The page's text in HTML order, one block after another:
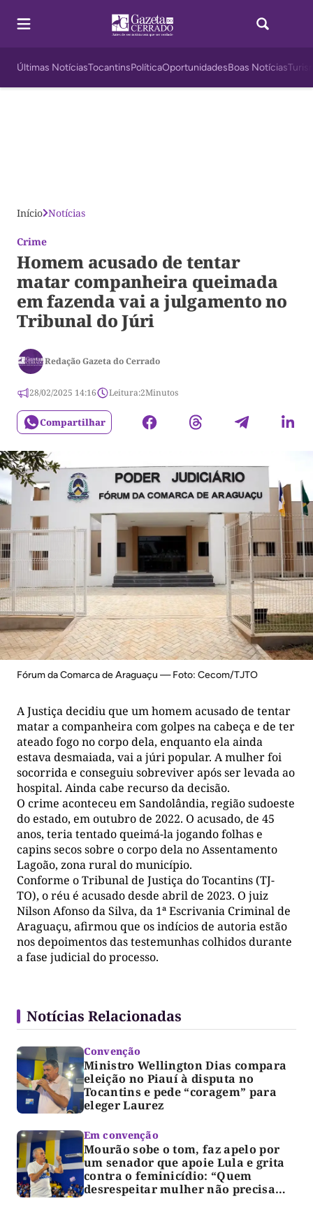
Últimas NotíciasTocantinsPolíticaOportunidadesBoas Notícias
Início Notícias
Crime
Homem acusado de tentar
matar companheira queimada
em fazenda vai a julgamento no
Tribunal do Júri
Redação Gazeta do Cerrado
28/02/2025 14:16 Leitura:2Minutos
Compartilhar
Fórum da Comarca de Araguaçu — Foto: Cecom/TJTO
A Justiça decidiu que um homem acusado de tentar
matar a companheira com golpes na cabeça e de ter
ateado fogo no corpo dela, enquanto ela ainda
estava desmaiada, vai a júri popular. A mulher foi
socorrida e conseguiu sobreviver após ser levada ao
hospital. Ainda cabe recurso da decisão.
O crime aconteceu em Sandolândia, região sudoeste
do estado, em outubro de 2022. O acusado, de 45
anos, teria tentado queimá-la jogando folhas e
capins secos sobre o corpo dela no Assentamento
Lagoão, zona rural do município.
Conforme o Tribunal de Justiça do Tocantins (TJ-
TO), o réu é acusado desde abril de 2023. O juiz
Nilson Afonso da Silva, da 1ª Escrivania Criminal de
Araguaçu, afirmou que os indícios de autoria estão
nos depoimentos das testemunhas colhidos durante
a fase judicial do processo.
Notícias Relacionadas
Convenção
Ministro Wellington Dias compara
eleição no Piauí à disputa no
Tocantins e pede “coragem” para
eleger Laurez
Em convenção
Mourão sobe o tom, faz apelo por
um senador que apoie Lula e grita
contra o feminicídio: “Quem
desrespeitar mulher não precisa